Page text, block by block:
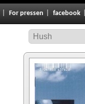
For pressen facebook